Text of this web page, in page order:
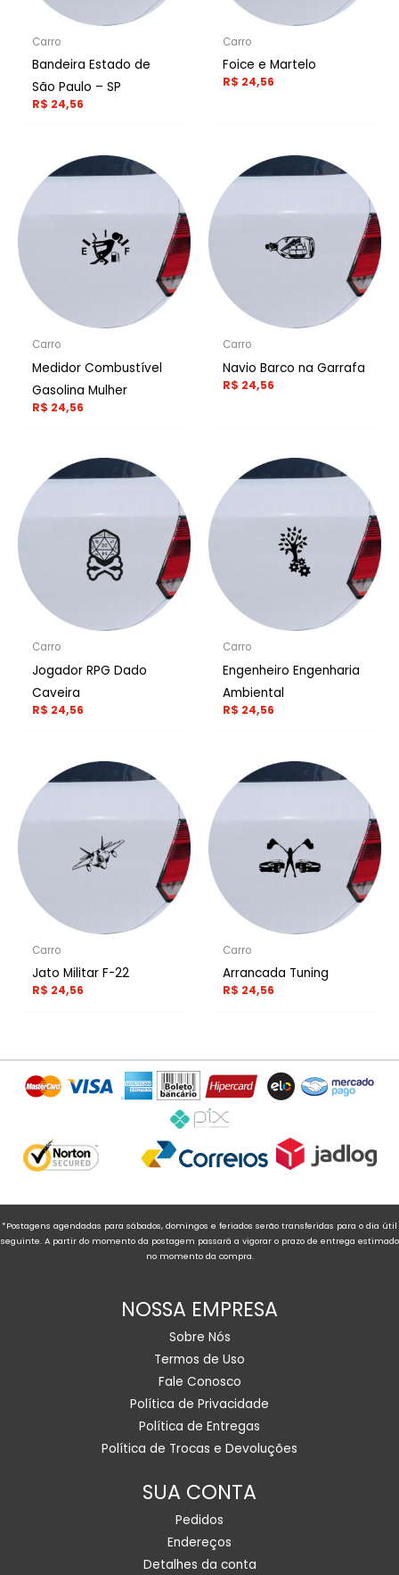
Carro
Bandeira Estado de
São Paulo – SP
R$ 24,56
Carro
Foice e Martelo
R$ 24,56
Carro
Medidor Combustível
Gasolina Mulher
R$ 24,56
Carro
Navio Barco na Garrafa
R$ 24,56
Carro
Jogador RPG Dado
Caveira
R$ 24,56
Carro
Engenheiro Engenharia
Ambiental
R$ 24,56
Carro
Jato Militar F-22
R$ 24,56
Carro
Arrancada Tuning
R$ 24,56
*Postagens agendadas para sábados, domingos e feriados serão transferidas para o dia útil
seguinte. A partir do momento da postagem passará a vigorar o prazo de entrega estimado
no momento da compra.
NOSSA EMPRESA
Sobre Nós
Termos de Uso
Fale Conosco
Política de Privacidade
Política de Entregas
Política de Trocas e Devoluções
SUA CONTA
Pedidos
Endereços
Detalhes da conta